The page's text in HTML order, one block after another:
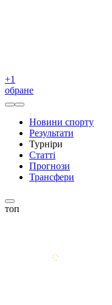
+1
обране
Новини спорту
Результати
Турніри
Статті
Прогнози
Трансфери
топ